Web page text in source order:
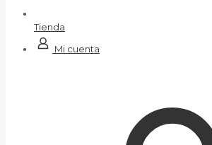
Tienda
Mi cuenta